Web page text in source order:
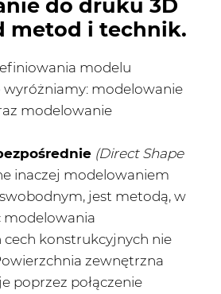
do druku 3D
metod i technik.
modelu
modelowanie
modelowanie
(Direct Shape
inaczej modelowaniem
jest metodą, w
modelowania
cech konstrukcyjnych nie
zewnętrzna
poprzez połączenie